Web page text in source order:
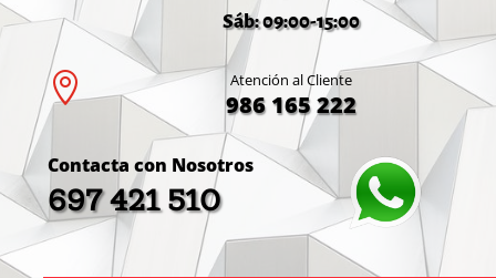
Sáb: 09:00-15:00
 Atención al Cliente
986 165 222
Contacta con Nosotros
697 421 510